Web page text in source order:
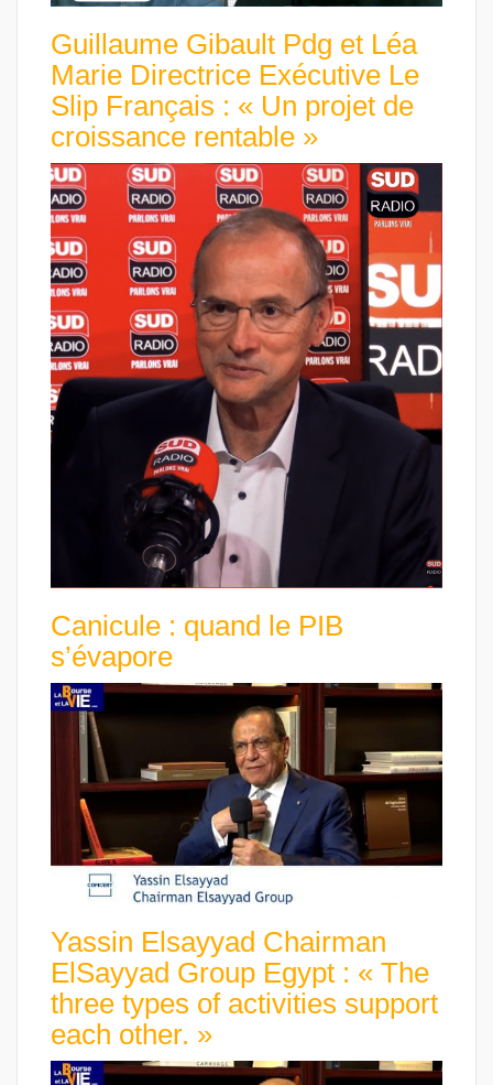
Guillaume Gibault Pdg et Léa
Marie Directrice Exécutive Le
Slip Français : « Un projet de
croissance rentable »
Canicule : quand le PIB
s’évapore
Yassin Elsayyad Chairman
ElSayyad Group Egypt : « The
three types of activities support
each other. »